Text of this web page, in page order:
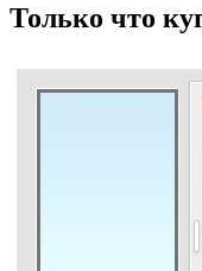
Только что